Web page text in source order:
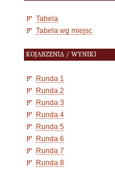
Tabela
Tabela wg miejsc
KOJARZENIA / WYNIKI
Runda 1
Runda 2
Runda 3
Runda 4
Runda 5
Runda 6
Runda 7
Runda 8